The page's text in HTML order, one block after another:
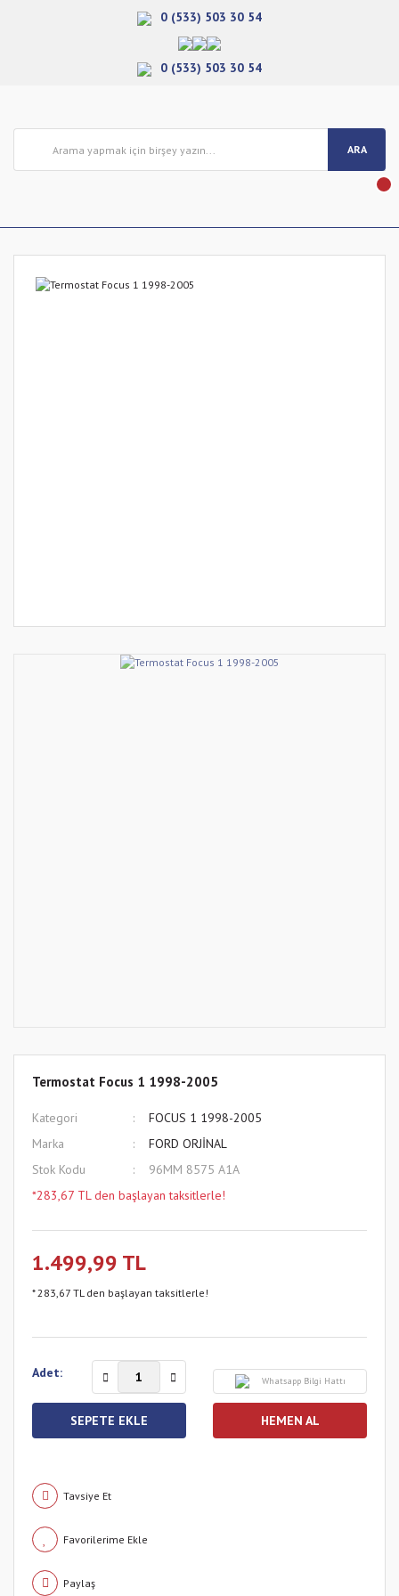
0 (533) 503 30 54
0 (533) 503 30 54
ARA
Termostat Focus 1 1998-2005
Kategori
FOCUS 1 1998-2005
Marka
FORD ORJİNAL
Stok Kodu
96MM 8575 A1A
*283,67 TL den başlayan taksitlerle!
1.499,99 TL
* 283,67 TL den başlayan taksitlerle!
Adet:
Whatsapp Bilgi Hattı
SEPETE EKLE HEMEN AL
Tavsiye Et
Paylaş